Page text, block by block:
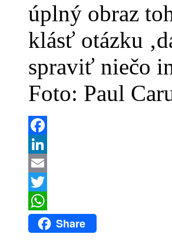
úplný obraz
klásť otázku
spraviť niečo
Foto: Paul
Facebook
LinkedIn
Email
Twitter
WhatsAppShare